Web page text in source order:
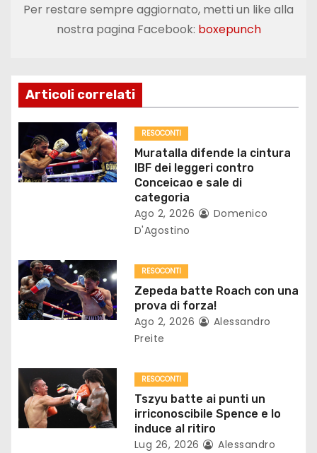
g
z
i
o
n
r
t
i
o
l
i
Per restare sempre aggiornato, metti un like alla
nostra pagina Facebook: boxepunch
Articoli correlati
RESOCONTI
Muratalla difende la cintura
IBF dei leggeri contro
Conceicao e sale di
categoria
Ago 2, 2026
Domenico
D'Agostino
RESOCONTI
Zepeda batte Roach con una
prova di forza!
Ago 2, 2026
Alessandro
Preite
RESOCONTI
Tszyu batte ai punti un
irriconoscibile Spence e lo
induce al ritiro
Lug 26, 2026
Alessandro